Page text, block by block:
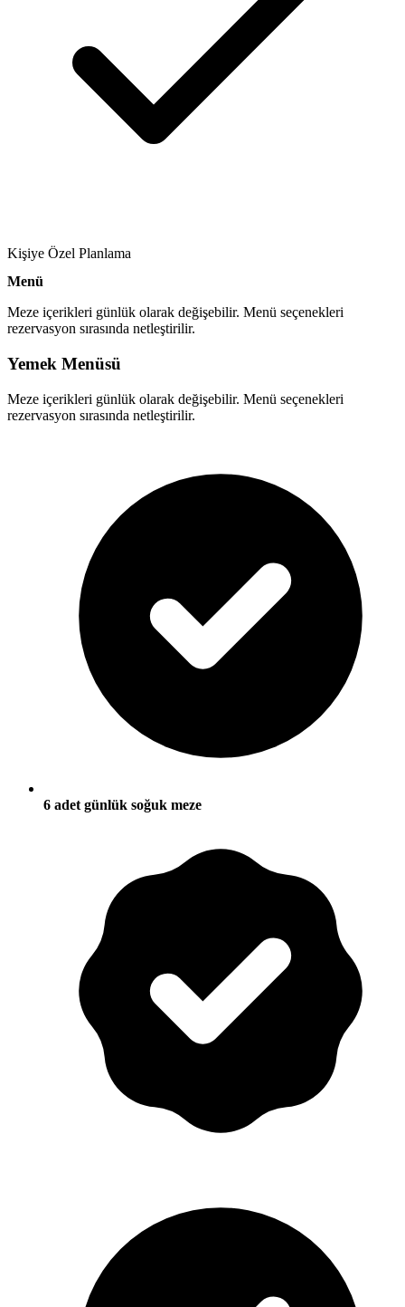
Kişiye Özel Planlama
Menü
Meze içerikleri günlük olarak değişebilir. Menü seçenekleri
rezervasyon sırasında netleştirilir.
Yemek Menüsü
Meze içerikleri günlük olarak değişebilir. Menü seçenekleri
rezervasyon sırasında netleştirilir.
6 adet günlük soğuk meze